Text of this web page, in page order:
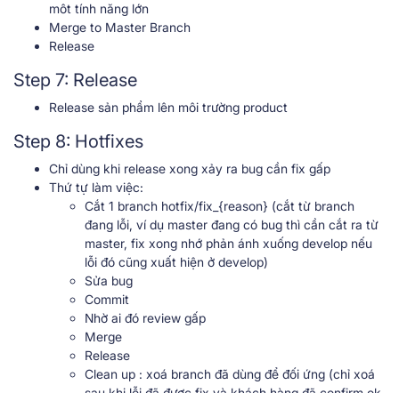
môt tính năng lớn
Merge to Master Branch
Release
Step 7: Release
Release sản phẩm lên môi trường product
Step 8: Hotfixes
Chỉ dùng khi release xong xảy ra bug cần fix gấp
Thứ tự làm việc:
Cắt 1 branch hotfix/fix_{reason} (cắt từ branch
đang lỗi, ví dụ master đang có bug thì cần cắt ra từ
master, fix xong nhớ phản ánh xuống develop nếu
lỗi đó cũng xuất hiện ở develop)
Sửa bug
Commit
Nhờ ai đó review gấp
Merge
Release
Clean up : xoá branch đã dùng để đối ứng (chỉ xoá